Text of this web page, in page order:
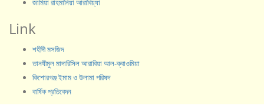
জামিয়া রাহমানিয়া আরাবিয়্যা
Link
শহীদী মসজিদ
তানযীমুল মাদারিসিল আরাবিয়া আল-ক্বাওমিয়া
কিশোরগঞ্জ ইমাম ও উলামা পরিষদ
বার্ষিক প্রতিবেদন